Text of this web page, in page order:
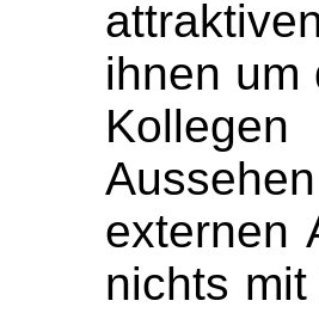
ihnen um
externen
nichts